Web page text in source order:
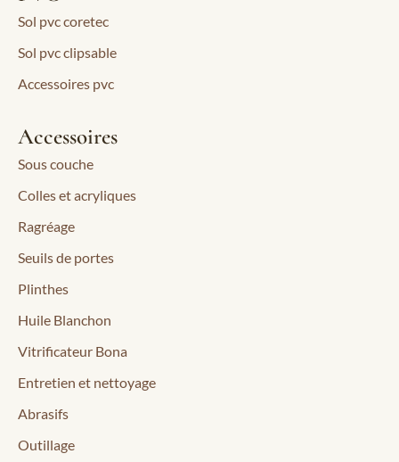
Sol pvc coretec
Sol pvc clipsable
Accessoires pvc
Accessoires
Sous couche
Colles et acryliques
Ragréage
Seuils de portes
Plinthes
Huile Blanchon
Vitrificateur Bona
Entretien et nettoyage
Abrasifs
Outillage